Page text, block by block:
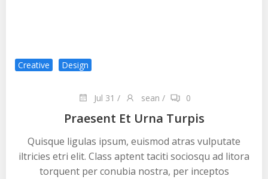
Creative Design
Jul 31 / sean / 0
Praesent Et Urna Turpis
Quisque ligulas ipsum, euismod atras vulputate
iltricies etri elit. Class aptent taciti sociosqu ad litora
torquent per conubia nostra, per inceptos